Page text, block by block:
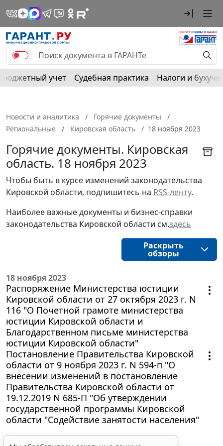
Бюджетный учет Судебная практика Налоги и
Новости и аналитика
Горячие документы
Региональные
Кировская область 18 ноября 2023
Горячие документы. Кировская
область. 18 ноября 2023
Чтобы быть в курсе изменений законодательства
Кировской области, подпишитесь на RSS-ленту.
Наиболее важные документы и бизнес-справки
законодательства Кировской области см.здесь
Раскрыть
обзоры
18 ноября 2023
Распоряжение Министерства юстиции
Кировской области от 27 октября 2023 г. N
116 "О Почетной грамоте министерства
юстиции Кировской области и
Благодарственном письме министерства
юстиции Кировской области"
Постановление Правительства Кировской
области от 9 ноября 2023 г. N 594-п "О
внесении изменений в постановление
Правительства Кировской области от
19.12.2019 N 685-П "Об утверждении
государственной программы Кировской
области "Содействие занятости населения"